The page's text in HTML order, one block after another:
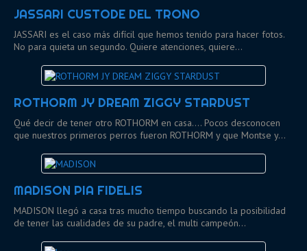
JASSARI CUSTODE DEL TRONO
JASSARI es el caso más difícil que hemos tenido para hacer fotos.
No para quieta un segundo. Quiere atenciones, quiere…
ROTHORM JY DREAM ZIGGY STARDUST
Qué decir de tener otro ROTHORM en casa.... Pocos desconocen
que nuestros primeros perros fueron ROTHORM y que Montse y…
MADISON PIA FIDELIS
MADISON llegó a casa tras mucho tiempo buscando la posibilidad
de tener las cualidades de su padre, el multi campeón…